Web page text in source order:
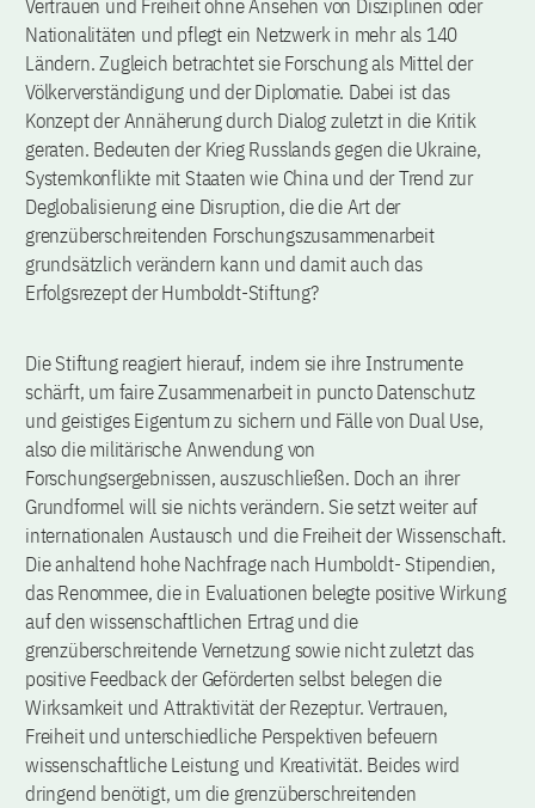
Vertrauen und Freiheit ohne Ansehen von Disziplinen oder
Nationalitäten und pflegt ein Netzwerk in mehr als 140
Ländern. Zugleich betrachtet sie Forschung als Mittel der
Völkerverständigung und der Diplomatie. Dabei ist das
Konzept der Annäherung durch Dialog zuletzt in die Kritik
geraten. Bedeuten der Krieg Russlands gegen die Ukraine,
Systemkonflikte mit Staaten wie China und der Trend zur
Deglobalisierung eine Disruption, die die Art der
grenzüberschreitenden Forschungszusammenarbeit
grundsätzlich verändern kann und damit auch das
Erfolgsrezept der Humboldt-Stiftung?
Die Stiftung reagiert hierauf, indem sie ihre Instrumente
schärft, um faire Zusammenarbeit in puncto Datenschutz
und geistiges Eigentum zu sichern und Fälle von Dual Use,
also die militärische Anwendung von
Forschungsergebnissen, auszuschließen. Doch an ihrer
Grundformel will sie nichts verändern. Sie setzt weiter auf
internationalen Austausch und die Freiheit der Wissenschaft.
Die anhaltend hohe Nachfrage nach Humboldt- Stipendien,
das Renommee, die in Evaluationen belegte positive Wirkung
auf den wissenschaftlichen Ertrag und die
grenzüberschreitende Vernetzung sowie nicht zuletzt das
positive Feedback der Geförderten selbst belegen die
Wirksamkeit und Attraktivität der Rezeptur. Vertrauen,
Freiheit und unterschiedliche Perspektiven befeuern
wissenschaftliche Leistung und Kreativität. Beides wird
dringend benötigt, um die grenzüberschreitenden